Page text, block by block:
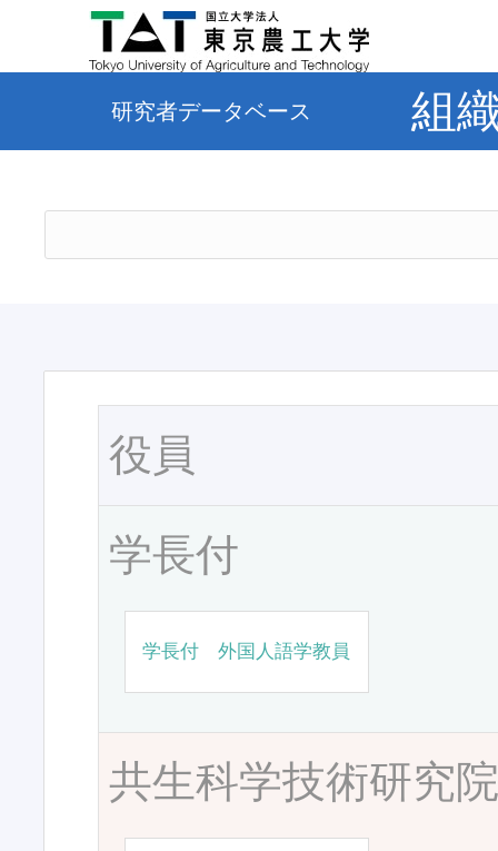
研究者データベース 組
役員
学長付
学長付 外国人語学教員
共生科学技術研究